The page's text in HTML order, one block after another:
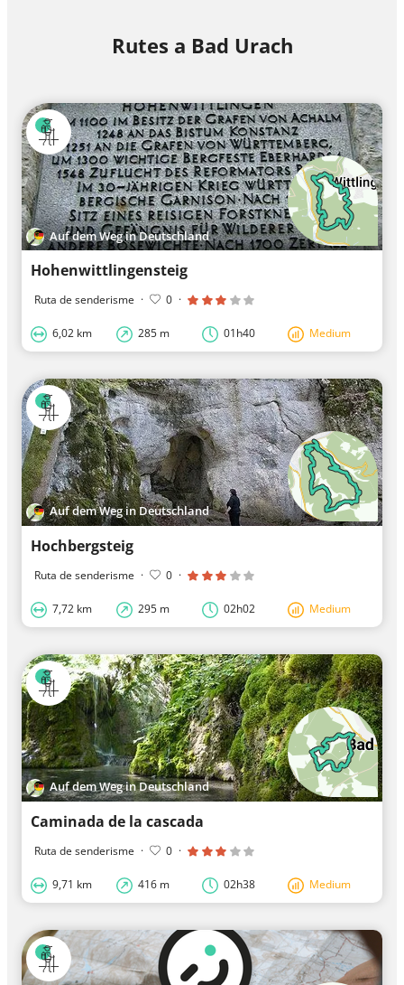
Rutes a Bad Urach
Auf dem Weg in Deutschland
Hohenwittlingensteig
Ruta de senderisme · 0 ·
6,02 km 285 m 01h40 Medium
Auf dem Weg in Deutschland
Hochbergsteig
Ruta de senderisme · 0 ·
7,72 km 295 m 02h02 Medium
Auf dem Weg in Deutschland
Caminada de la cascada
Ruta de senderisme · 0 ·
9,71 km 416 m 02h38 Medium